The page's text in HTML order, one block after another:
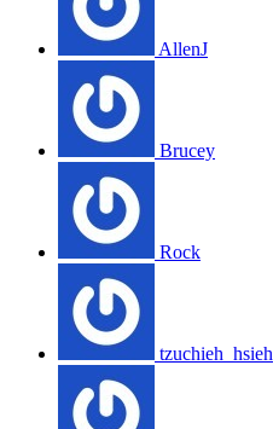
AllenJ
Brucey
Rock
tzuchieh_hsieh